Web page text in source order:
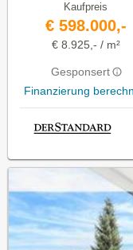
Kaufpreis
€ 598.000,-
€ 8.925,- / m²
Gesponsert
Finanzierung